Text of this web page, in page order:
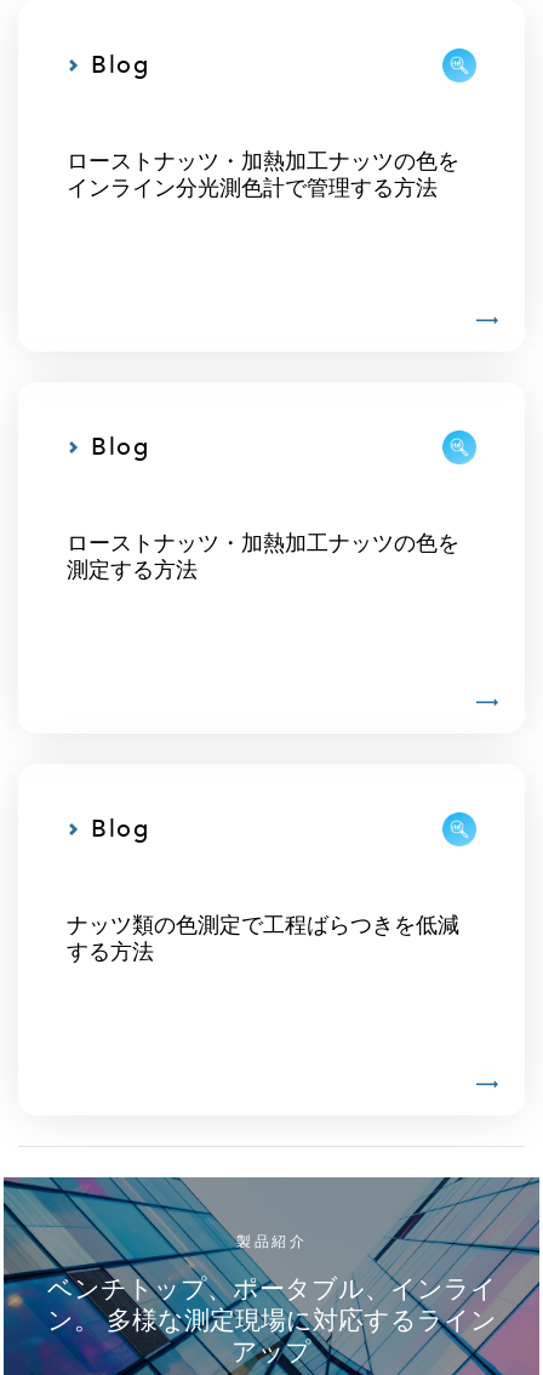
Blog
ローストナッツ・加熱加工ナッツの色を
インライン分光測色計で管理する方法
Blog
ローストナッツ・加熱加工ナッツの色を
測定する方法
Blog
ナッツ類の色測定で工程ばらつきを低減
する方法
製品紹介
ベンチトップ、ポータブル、インライ
ン。 多様な測定現場に対応するライン
アップ